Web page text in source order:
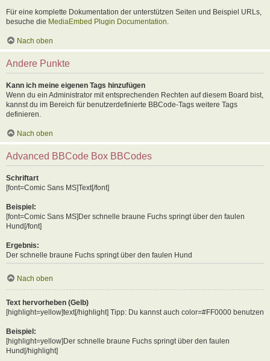
Für eine komplette Dokumentation der unterstützen Seiten und Beispiel URLs,
besuche die MediaEmbed Plugin Documentation.
Nach oben
Andere Punkte
Kann ich meine eigenen Tags hinzufügen
Wenn du ein Administrator mit entsprechenden Rechten auf diesem Board bist,
kannst du im Bereich für benutzerdefinierte BBCode-Tags weitere Tags
definieren.
Nach oben
Advanced BBCode Box BBCodes
Schriftart
[font=Comic Sans MS]Text[/font]
Beispiel:
[font=Comic Sans MS]Der schnelle braune Fuchs springt über den faulen
Hund[/font]
Ergebnis:
Der schnelle braune Fuchs springt über den faulen Hund
Nach oben
Text hervorheben (Gelb)
[highlight=yellow]text[/highlight] Tipp: Du kannst auch color=#FF0000 benutzen
Beispiel:
[highlight=yellow]Der schnelle braune Fuchs springt über den faulen
Hund[/highlight]